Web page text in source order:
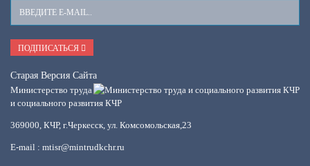
Ваш
E-
Mail
ПОДПИСАТЬСЯ
Старая Версия Сайта
Министерство труда
и социального развития КЧР
369000, КЧР, г.Черкесск, ул. Комсомольская,23
E-mail : mtisr@mintrudkchr.ru